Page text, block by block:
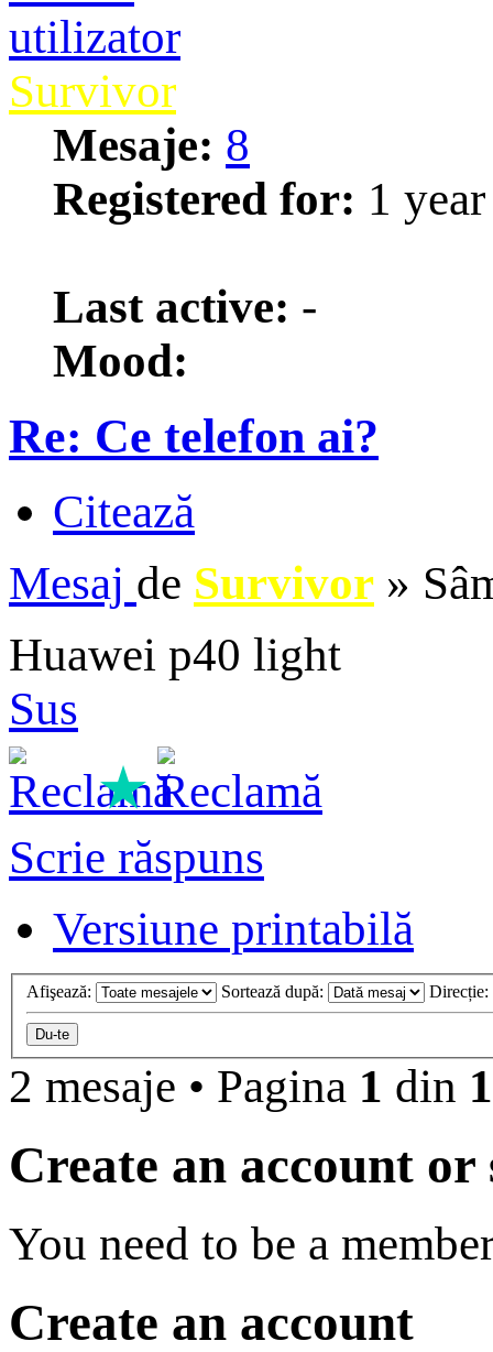
Survivor
Mesaje: 8
Registered for: 1
Last active: -
Mood:
Re: Ce telefon ai?
Citează
Mesaj de Survivor »
Huawei p40 light
Sus
★
Scrie răspuns
Versiune printabilă
Afişează: Sortează după: Direcție:
2 mesaje • Pagina 1 din 1
Create an account
You need to be a
Create an account